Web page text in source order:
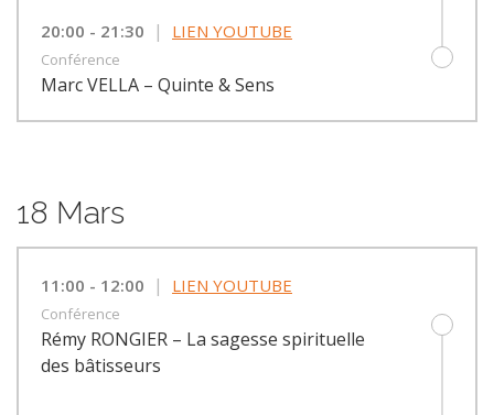
20:00 - 21:30 | LIEN YOUTUBE
Conférence
Marc VELLA – Quinte & Sens
18 Mars
11:00 - 12:00 | LIEN YOUTUBE
Conférence
Rémy RONGIER – La sagesse spirituelle
des bâtisseurs